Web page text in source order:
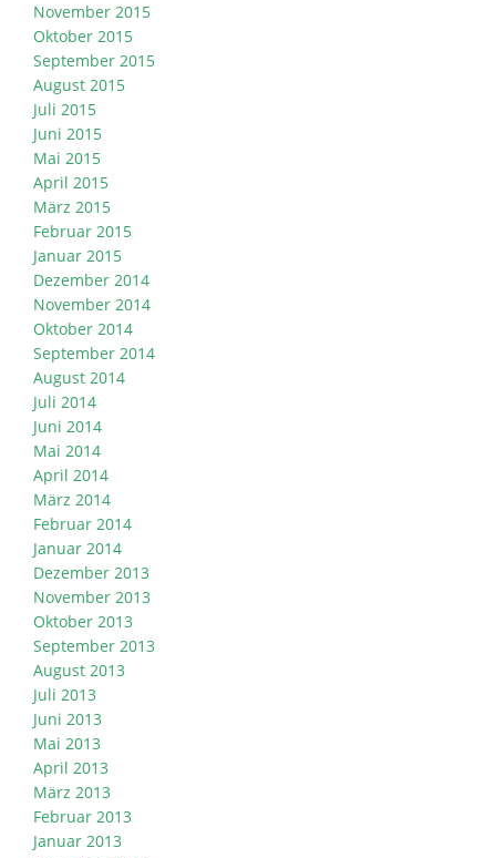
November 2015
Oktober 2015
September 2015
August 2015
Juli 2015
Juni 2015
Mai 2015
April 2015
März 2015
Februar 2015
Januar 2015
Dezember 2014
November 2014
Oktober 2014
September 2014
August 2014
Juli 2014
Juni 2014
Mai 2014
April 2014
März 2014
Februar 2014
Januar 2014
Dezember 2013
November 2013
Oktober 2013
September 2013
August 2013
Juli 2013
Juni 2013
Mai 2013
April 2013
März 2013
Februar 2013
Januar 2013